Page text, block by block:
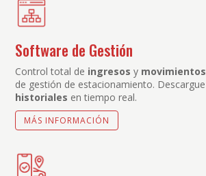
Software de Gestión
Control total de ingresos y movimientos
de gestión de estacionamiento. Descargue
historiales en tiempo real.
MÁS INFORMACIÓN